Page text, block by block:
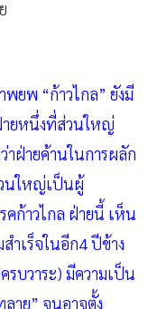
พยพ “ก้าวไกล” ยังมี
ายหนึ่งที่ส่วนใหญ่
าฝ่ายค้านในการผลัก
นใหญ่เป็นผู้
คก้าวไกล ฝ่ายนี้ เห็น
ำเร็จในอีก4 ปีข้าง
บวาระ) มีความเป็น
าย” จนอาจตั้ง